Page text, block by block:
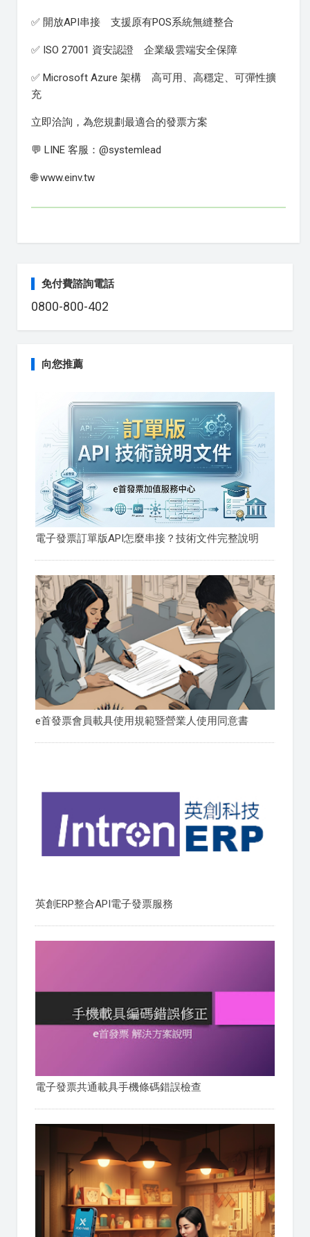
✅ 開放API串接 支援原有POS系統無縫整合
✅ ISO 27001 資安認證 企業級雲端安全保障
✅ Microsoft Azure 架構 高可用、高穩定、可彈性擴
充
立即洽詢，為您規劃最適合的發票方案
💬 LINE 客服：@systemlead
🌐 www.einv.tw
免付費諮詢電話
0800-800-402
向您推薦
電子發票訂單版API怎麼串接？技術文件完整說明
e首發票會員載具使用規範暨營業人使用同意書
英創ERP整合API電子發票服務
電子發票共通載具手機條碼錯誤檢查